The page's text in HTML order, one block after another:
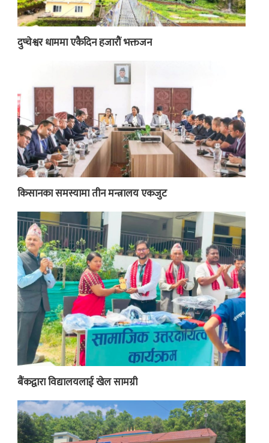
दुप्चेश्वर धाममा एकैदिन हजारौं भक्तजन
किसानका समस्यामा तीन मन्त्रालय एकजुट
बैंकद्वारा विद्यालयलाई खेल सामग्री